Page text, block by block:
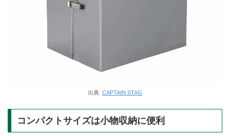
出典: CAPTAIN STAG
コンパクトサイズは小物収納に便利